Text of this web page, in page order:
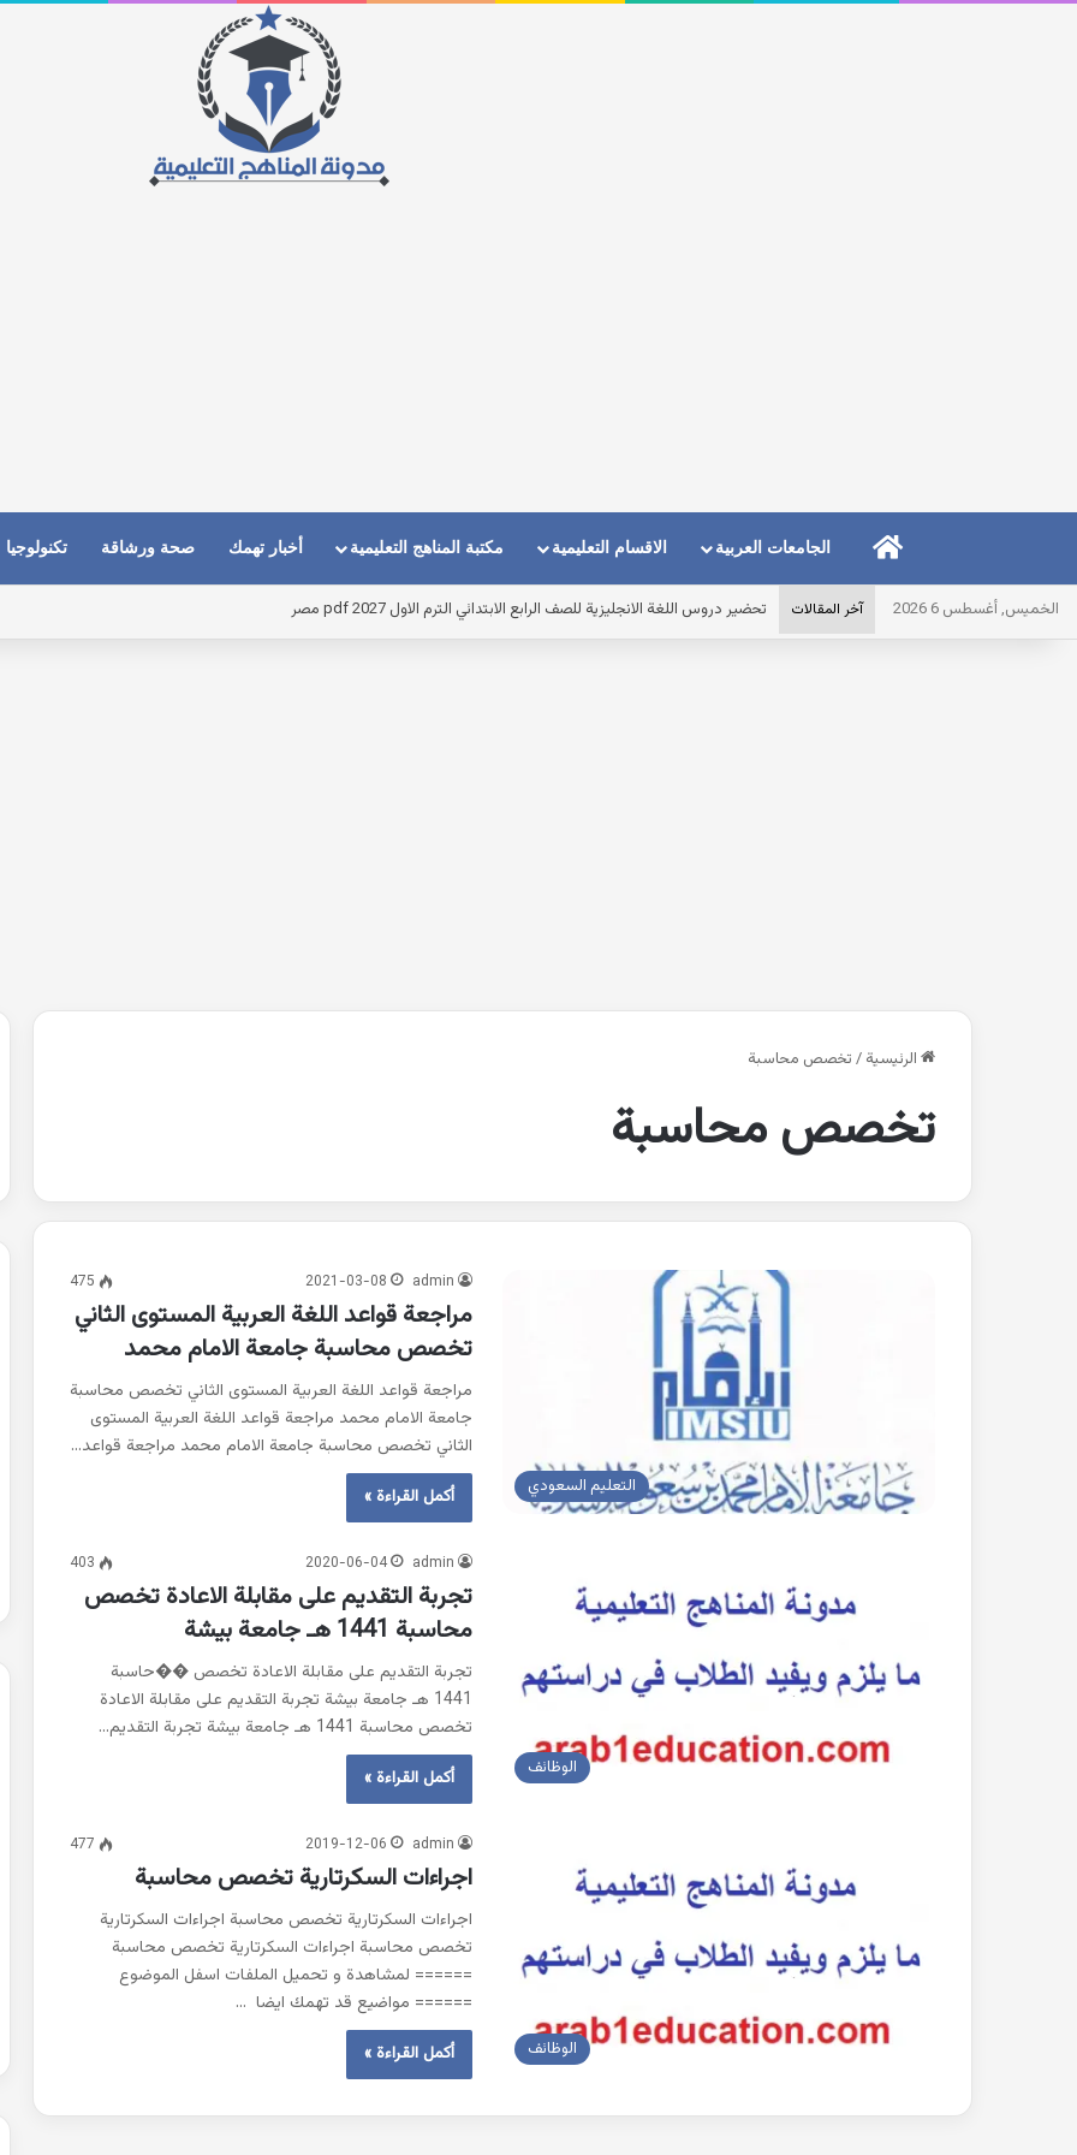
الرئيسيةالجامعات العربية الاقسام التعليمية مكتبة المناهج التعليمية أخبار تهمك صحة ورشاقة تكنولوجيا
الخميس, أغسطس 6 2026 آخر المقالات أقوى مذكرة ماث math للصف الاول الابتدائى لغات الترم الاول pdf 2027 مصر
الرئيسية / تخصص محاسبة
تخصص محاسبة
التعليم السعودي
admin
2021-03-08
475
مراجعة قواعد اللغة العربية المستوى الثاني
تخصص محاسبة جامعة الامام محمد
مراجعة قواعد اللغة العربية المستوى الثاني تخصص محاسبة
جامعة الامام محمد مراجعة قواعد اللغة العربية المستوى
الثاني تخصص محاسبة جامعة الامام محمد مراجعة قواعد…
أكمل القراءة »
الوظائف
admin
2020-06-04
403
تجربة التقديم على مقابلة الاعادة تخصص
محاسبة 1441 هـ جامعة بيشة
تجربة التقديم على مقابلة الاعادة تخصص ��حاسبة
1441 هـ جامعة بيشة تجربة التقديم على مقابلة الاعادة
تخصص محاسبة 1441 هـ جامعة بيشة تجربة التقديم…
أكمل القراءة »
الوظائف
admin
2019-12-06
477
اجراءات السكرتارية تخصص محاسبة
اجراءات السكرتارية تخصص محاسبة اجراءات السكرتارية
تخصص محاسبة اجراءات السكرتارية تخصص محاسبة
====== لمشاهدة و تحميل الملفات اسفل الموضوع
====== مواضيع قد تهمك ايضا …
أكمل القراءة »